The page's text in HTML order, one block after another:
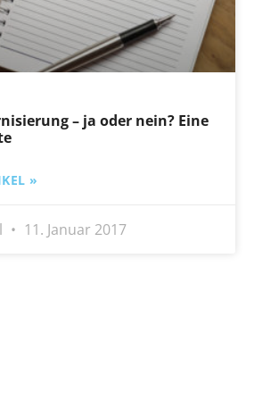
– ja oder nein? Eine
»
11. Januar 2017